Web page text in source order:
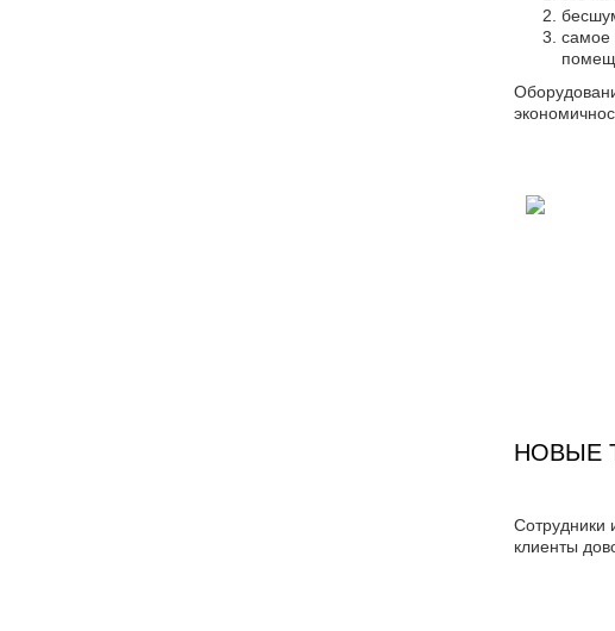
самое
НОВЫЕ
Сотрудники
клиенты